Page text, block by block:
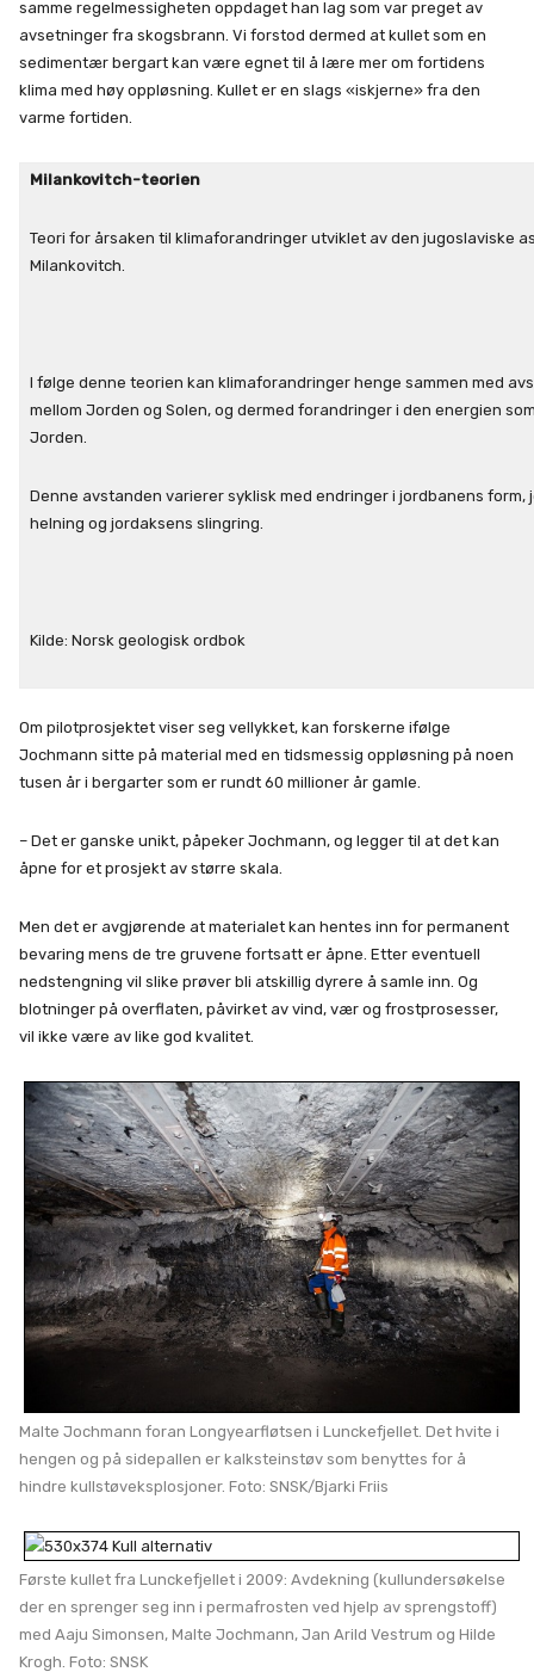
samme regelmessigheten oppdaget han lag som var preget av
avsetninger fra skogsbrann. Vi forstod dermed at kullet som en
sedimentær bergart kan være egnet til å lære mer om fortidens
klima med høy oppløsning. Kullet er en slags «iskjerne» fra den
varme fortiden.
Milankovitch-teorien
Teori for årsaken til klimaforandringer utviklet av den jugoslaviske
Milankovitch.
I følge denne teorien kan klimaforandringer henge sammen med
mellom Jorden og Solen, og dermed forandringer i den energien
Jorden.
Denne avstanden varierer syklisk med endringer i jordbanens form,
helning og jordaksens slingring.
Kilde: Norsk geologisk ordbok
Om pilotprosjektet viser seg vellykket, kan forskerne ifølge
Jochmann sitte på material med en tidsmessig oppløsning på noen
tusen år i bergarter som er rundt 60 millioner år gamle.
– Det er ganske unikt, påpeker Jochmann, og legger til at det kan
åpne for et prosjekt av større skala.
Men det er avgjørende at materialet kan hentes inn for permanent
bevaring mens de tre gruvene fortsatt er åpne. Etter eventuell
nedstengning vil slike prøver bli atskillig dyrere å samle inn. Og
blotninger på overflaten, påvirket av vind, vær og frostprosesser,
vil ikke være av like god kvalitet.
Malte Jochmann foran Longyearfløtsen i Lunckefjellet. Det hvite i
hengen og på sidepallen er kalksteinstøv som benyttes for å
hindre kullstøveksplosjoner. Foto: SNSK/Bjarki Friis
Første kullet fra Lunckefjellet i 2009: Avdekning (kullundersøkelse
der en sprenger seg inn i permafrosten ved hjelp av sprengstoff)
med Aaju Simonsen, Malte Jochmann, Jan Arild Vestrum og Hilde
Krogh. Foto: SNSK